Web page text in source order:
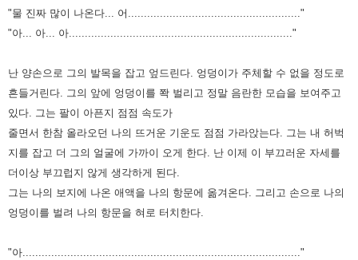
"물 진짜 많이 나온다... 어......................................................"
"아... 아... 아......................................................................"
난 양손으로 그의 발목을 잡고 엎드린다. 엉덩이가 주체할 수 없을 정도로
흔들거린다.
그의 앞에 엉덩이를 쫙 벌리고 정말 음란한 모습을 보여주고
있다.
그는 팔이 아픈지 점점 속도가
줄면서 한참 올라오던 나의 뜨거운 기운도 점점 가라앉는다.
그는 내 허벅
지를 잡고 더 그의 얼굴에 가까이 오게 한다. 난 이제 이 부끄러운 자세를
더이상 부끄럽지 않게 생각하게 된다.
그는 나의 보지에 나온 애액을 나의 항문에 옮겨온다.
그리고 손으로 나의
엉덩이를 벌려 나의 항문을 혀로 터치한다.
"아......................................................................................."